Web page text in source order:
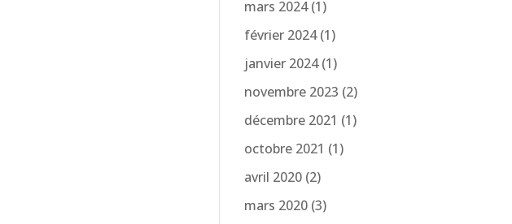
mars 2024(1)
février 2024(1)
janvier 2024(1)
novembre 2023 (2)
décembre 2021 (1)
octobre 2021 (1)
avril 2020 (2)
mars 2020 (3)